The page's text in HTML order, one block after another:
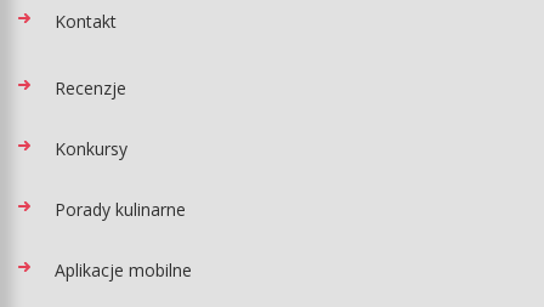
Kontakt
Recenzje
Konkursy
Porady kulinarne
Aplikacje mobilne